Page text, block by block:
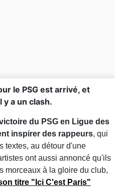
le PSG est arrivé, et
a un clash.
du PSG en Ligue des
inspirer des rappeurs, qui
textes, au détour d'une
ont aussi annoncé qu'ils
morceaux à la gloire du club,
titre "Ici C'est Paris"